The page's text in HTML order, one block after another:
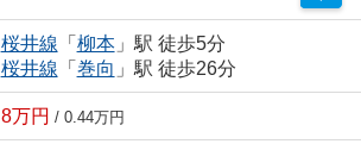
桜井線 「 柳本」駅 徒歩5分
桜井線 「 巻向 」駅 徒歩26分
8万円 / 0.44万円